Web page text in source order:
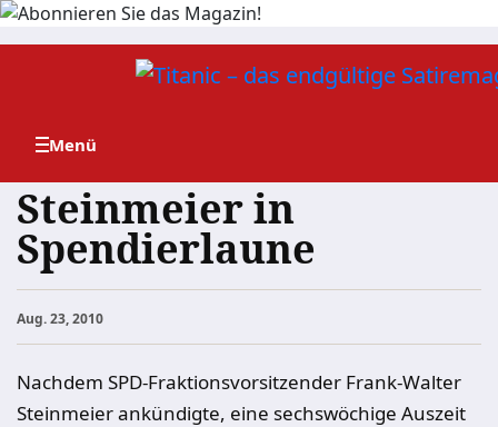
Zum
Steinmeier in
Spendierlaune
Aug. 23, 2010
Nachdem SPD-Fraktionsvorsitzender Frank-Walter
Steinmeier ankündigte, eine sechswöchige Auszeit